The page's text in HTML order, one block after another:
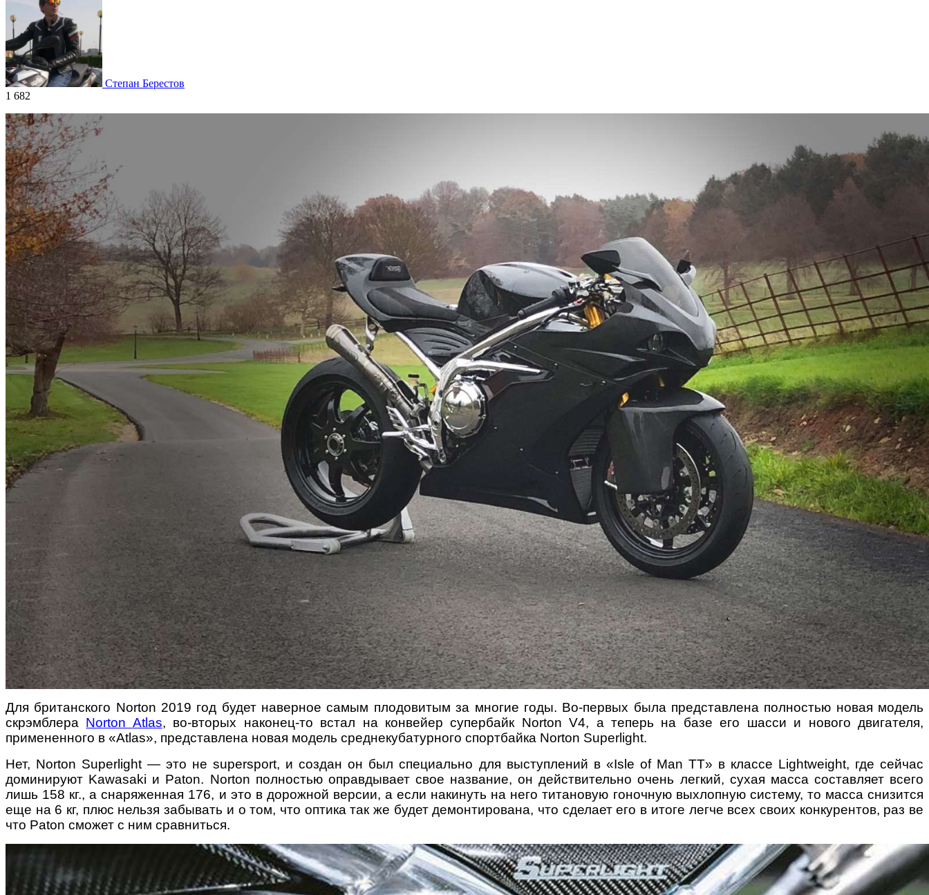
Степан Берестов
1 682
Для британского Norton 2019 год будет наверное самым плодовитым за многие годы. Во-первых была представлена полностью новая модель
скрэмблера Norton Atlas, во-вторых наконец-то встал на конвейер супербайк Norton V4, а теперь на базе его шасси и нового двигателя,
примененного в «Atlas», представлена новая модель среднекубатурного спортбайка Norton Superlight.
Нет, Norton Superlight — это не supersport, и создан он был специально для выступлений в «Isle of Man TT» в классе Lightweight, где сейчас
доминируют Kawasaki и Paton. Norton полностью оправдывает свое название, он действительно очень легкий, сухая масса составляет всего
лишь 158 кг., а снаряженная 176, и это в дорожной версии, а если накинуть на него титановую гоночную выхлопную систему, то масса снизится
еще на 6 кг, плюс нельзя забывать и о том, что оптика так же будет демонтирована, что сделает его в итоге легче всех своих конкурентов, раз ве
что Paton сможет с ним сравниться.